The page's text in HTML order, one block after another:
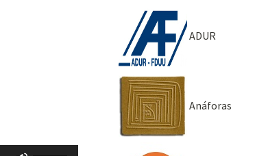
ADUR
Anáforas